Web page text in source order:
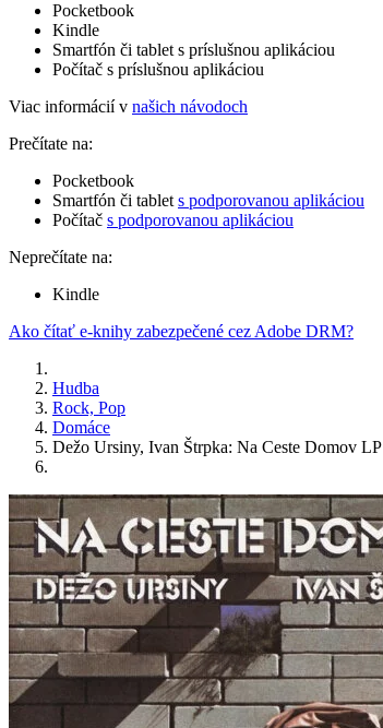
Pocketbook
Kindle
Smartfón či tablet s príslušnou aplikáciou
Počítač s príslušnou aplikáciou
Viac informácií v našich návodoch
Prečítate na:
Pocketbook
Smartfón či tablet s podporovanou aplikáciou
Počítač s podporovanou aplikáciou
Neprečítate na:
Kindle
Ako čítať e-knihy zabezpečené cez Adobe DRM?
Hudba
Rock, Pop
Domáce
Dežo Ursiny, Ivan Štrpka: Na Ceste Domov LP